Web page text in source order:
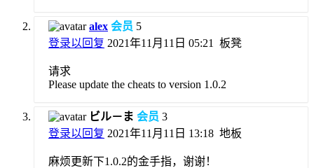
alex 会员 5
登录以回复 2021年11月11日 05:21 板凳
请求
Please update the cheats to version 1.0.2
ビル－ま 会员 3
登录以回复 2021年11月11日 13:18 地板
麻烦更新下1.0.2的金手指，谢谢！